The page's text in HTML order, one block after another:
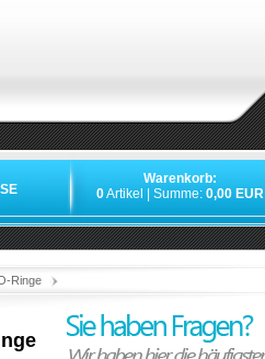
Warenkorb:
0Artikel | Summe: 0,00 EUR
Ringe